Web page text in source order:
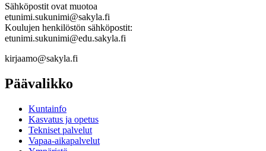
Sähköpostit ovat muotoa
etunimi.sukunimi@sakyla.fi
Koulujen henkilöstön sähköpostit:
etunimi.sukunimi@edu.sakyla.fi
kirjaamo@sakyla.fi
Päävalikko
Kunta­info
Kasvatus ja opetus
Tekniset palvelut
Vapaa-aika­palvelut